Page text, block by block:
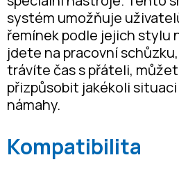
systém umožňuje
řemínek podle jejich stylu
jdete na pracovní
trávíte čas s přáteli,
přizpůsobit jakékoli
námahy.
Kompatibilita